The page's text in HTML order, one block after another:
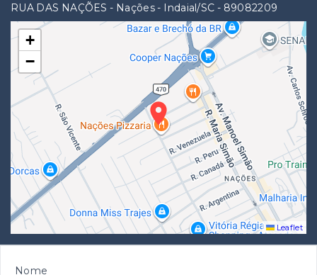
RUA DAS NAÇÕES - Nações - Indaial/SC - 89082209
+
−
Leaflet
Nome